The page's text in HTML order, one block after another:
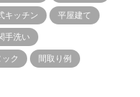
キッチン 平屋建て
手洗い
ク 間取り例